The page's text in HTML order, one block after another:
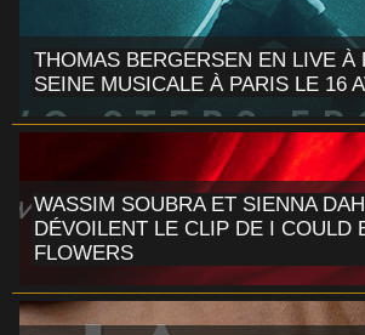
THOMAS BERGERSEN EN LIVE À
SEINE MUSICALE À PARIS LE 16
WASSIM SOUBRA ET SIENNA
DÉVOILENT LE CLIP DE I COULD
FLOWERS